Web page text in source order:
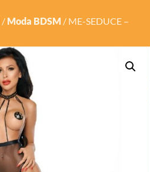
/ Moda BDSM / ME-SEDUCE –